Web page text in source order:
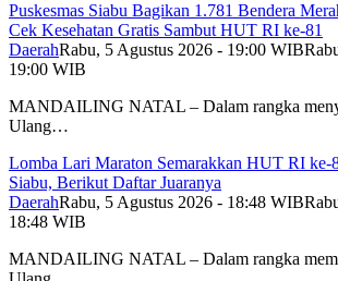
Puskesmas Siabu Bagikan 1.781 Bendera
Cek Kesehatan Gratis Sambut HUT RI ke-81
DaerahRabu, 5 Agustus 2026 - 19:00 WIB
19:00 WIB
MANDAILING NATAL – Dalam rangka
Ulang…
Lomba Lari Maraton Semarakkan HUT RI ke-
Siabu, Berikut Daftar Juaranya
DaerahRabu, 5 Agustus 2026 - 18:48 WIB
18:48 WIB
MANDAILING NATAL – Dalam rangka